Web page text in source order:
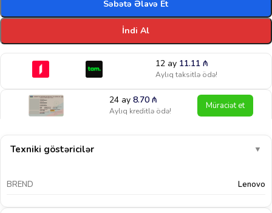
Səbətə Əlavə Et
İndi Al
12 ay 11.11 ₼
Aylıq taksitlə ödə!
24 ay8.70₼
Aylıq kreditlə ödə! Müraciət et
Texniki göstəricilər ▼
BREND Lenovo